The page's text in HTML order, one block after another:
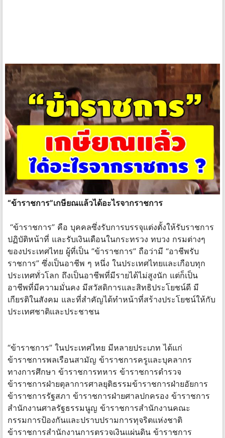
“ข้าราชการ”เกษียณแล้วได้อะไรจากราชการ
“ข้าราชการ” คือ บุคคลซึ่งรับการบรรจุแต่งตั้งให้รับราชการ
ปฏิบัติหน้าที่ และรับเงินเดือนในกระทรวง ทบวง กรมต่างๆ
ของประเทศไทย ผู้ที่เป็น ”ข้าราชการ” ถือว่ามี “อาชีพรับ
ราชการ” ซึ่งเป็นอาชีพ ๆ หนึ่ง ในประเทศไทยและเกือบทุก
ประเทศทั่วโลก ถึงเป็นอาชีพที่มีรายได้ไม่สูงนัก แต่ก็เป็น
อาชีพที่มีความมั่นคง มีสวัสดิการและสิทธิประโยชน์ดี มี
เกียรติในสังคม และที่สำคัญได้ทำหน้าที่สร้างประโยชน์ให้กับ
ประเทศชาติและประชาชน
“ข้าราชการ” ในประเทศไทย มีหลายประเภท ได้แก่
ข้าราชการพลเรือนสามัญ ข้าราชการครูและบุคลากร
ทางการศึกษา ข้าราชการทหาร ข้าราชการตำรวจ
ข้าราชการฝ่ายตุลาการศาลยุติธรรมข้าราชการฝ่ายอัยการ
ข้าราชการรัฐสภา ข้าราชการฝ่ายศาลปกครอง ข้าราชการ
สำนักงานศาลรัฐธรรมนูญ ข้าราชการสำนักงานคณะ
กรรมการป้องกันและปราบปรามการทุจริตแห่งชาติ
ข้าราชการสำนักงานการตรวจเงินแผ่นดิน ข้าราชการ